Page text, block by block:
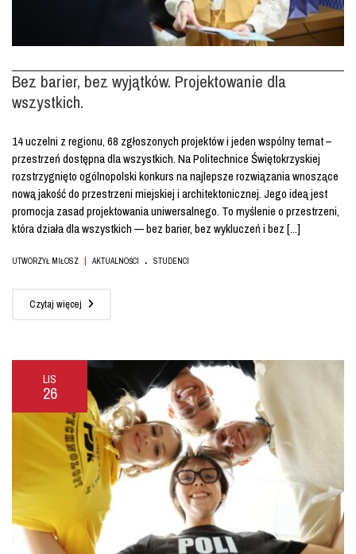
Bez barier, bez wyjątków. Projektowanie dla
wszystkich.
14 uczelni z regionu, 68 zgłoszonych projektów i jeden wspólny temat –
przestrzeń dostępna dla wszystkich. Na Politechnice Świętokrzyskiej
rozstrzygnięto ogólnopolski konkurs na najlepsze rozwiązania wnoszące
nową jakość do przestrzeni miejskiej i architektonicznej. Jego ideą jest
promocja zasad projektowania uniwersalnego. To myślenie o przestrzeni,
która działa dla wszystkich — bez barier, bez wykluczeń i bez [...]
UTWORZYŁ MIŁOSZ | AKTUALNOŚCI . STUDENCI
Czytaj więcej
LIS
26